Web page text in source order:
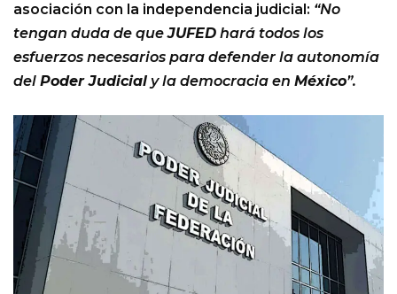
asociación con la independencia judicial: “No
tengan duda de queJUFED hará todos los
esfuerzos necesarios para defender la autonomía
del Poder Judicial y la democracia en México”.